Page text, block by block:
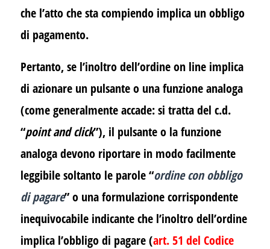
che l’atto che sta compiendo implica un obbligo
di pagamento.
Pertanto, se l’inoltro dell’ordine on line implica
di azionare un pulsante o una funzione analoga
(come generalmente accade: si tratta del c.d.
“point and click”), il pulsante o la funzione
analoga devono riportare in modo facilmente
leggibile soltanto le parole “ordine con obbligo
di pagare” o una formulazione corrispondente
inequivocabile indicante che l’inoltro dell’ordine
implica l’obbligo di pagare (art. 51 del Codice